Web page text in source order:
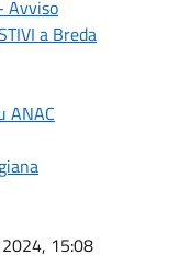
Avviso
a Breda
ANAC
15:08